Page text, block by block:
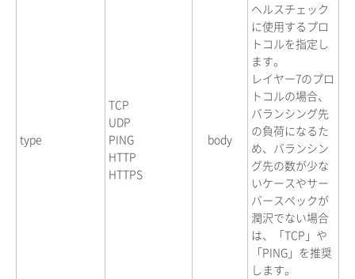
type
TCP
UDP
PING
HTTP
HTTPS
body
ヘルスチェック
に使用するプロ
トコルを指定し
ます。
レイヤー7のプロ
トコルの場合、
バランシング先
の負荷になるた
め、バランシン
グ先の数が少な
いケースやサー
バースペックが
潤沢でない場合
は、「TCP」や
「PING」を推奨
します。